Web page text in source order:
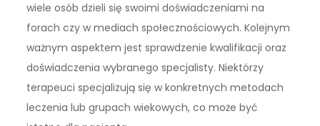
wiele osób dzieli się swoimi doświadczeniami na
forach czy w mediach społecznościowych. Kolejnym
ważnym aspektem jest sprawdzenie kwalifikacji oraz
doświadczenia wybranego specjalisty. Niektórzy
terapeuci specjalizują się w konkretnych metodach
leczenia lub grupach wiekowych, co może być